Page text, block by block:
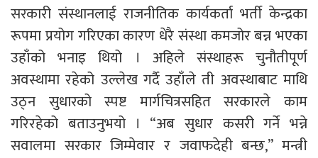
सरकारी संस्थानलाई राजनीतिक कार्यकर्ता भर्ती केन्द्रका
रूपमा प्रयोग गरिएका कारण धेरै संस्था कमजोर बन्न भएका
उहाँको भनाइ थियो । अहिले संस्थाहरू चुनौतीपूर्ण
अवस्थामा रहेको उल्लेख गर्दै उहाँले ती अवस्थाबाट माथि
उठ्न सुधारको स्पष्ट मार्गचित्रसहित सरकारले काम
गरिरहेको बताउनुभयो । “अब सुधार कसरी गर्ने भन्ने
सवालमा सरकार जिम्मेवार र जवाफदेही बन्छ,” मन्त्री